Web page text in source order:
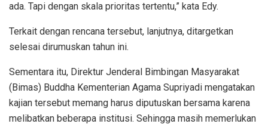
ada. Tapi dengan skala prioritas tertentu,” kata Edy.
Terkait dengan rencana tersebut, lanjutnya, ditargetkan
selesai dirumuskan tahun ini.
Sementara itu, Direktur Jenderal Bimbingan Masyarakat
(Bimas) Buddha Kementerian Agama Supriyadi mengatakan
kajian tersebut memang harus diputuskan bersama karena
melibatkan beberapa institusi. Sehingga masih memerlukan